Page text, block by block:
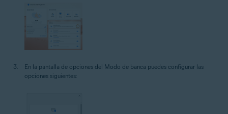
En la pantalla de opciones del Modo de banca puedes configurar las
opciones siguientes: